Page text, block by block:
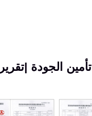
تأمين الجودة |تقرير